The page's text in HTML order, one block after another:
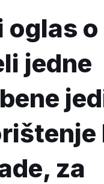
oglas o
jedne
za